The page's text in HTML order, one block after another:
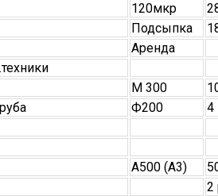
120мкр
Подсыпка
Аренда
М 300
Ф200
4
А500 (А3)
2